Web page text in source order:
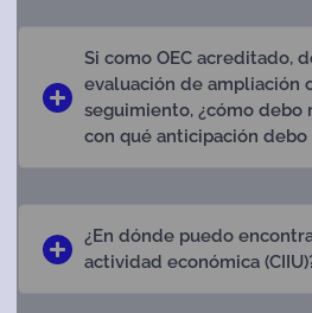
Si como OEC acreditado,
evaluación de ampliación
seguimiento, ¿cómo debo
con qué anticipación
¿En dónde puedo
actividad económica